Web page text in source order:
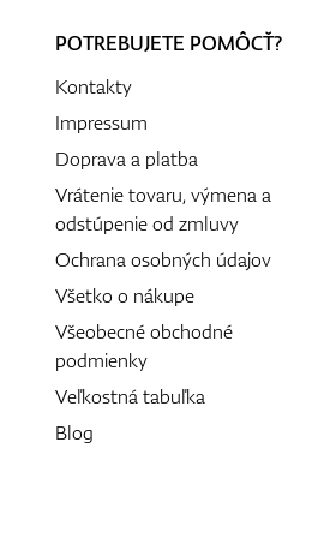
POTREBUJETE POMÔCŤ?
Kontakty
Impressum
Doprava a platba
Vrátenie tovaru, výmena a
odstúpenie od zmluvy
Ochrana osobných údajov
Všetko o nákupe
Všeobecné obchodné
podmienky
Veľkostná tabuľka
Blog